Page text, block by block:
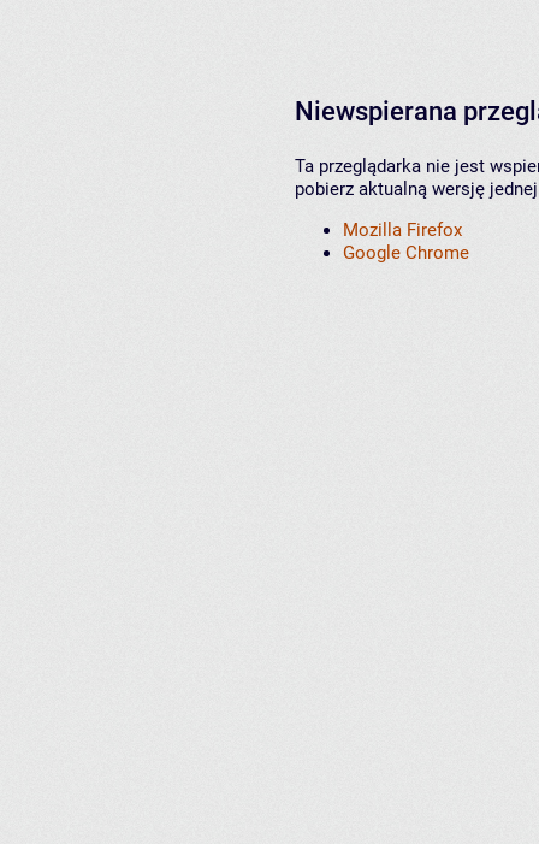
Niewspierana
Ta przeglądarka nie jest
pobierz aktualną wersję
Mozilla Firefox
Google Chrome